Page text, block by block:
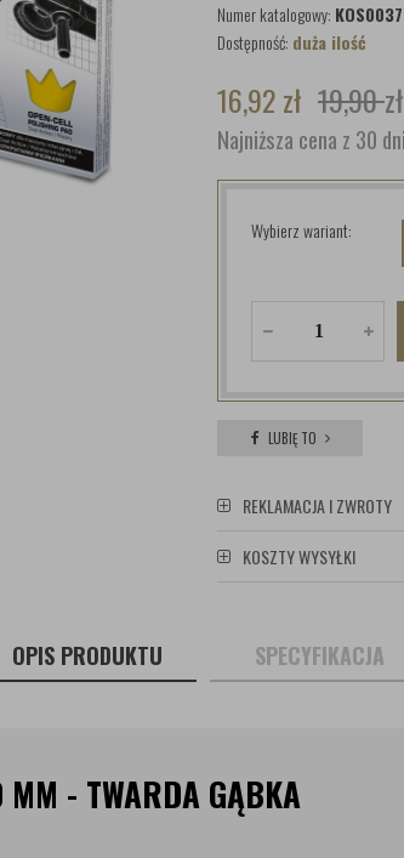
Numer katalogowy:
Dostępność: duża ilość
16,92zł 19,90zł
Najniższa cena z 30
Wybierz wariant:
LUBIĘ TO
REKLAMACJA I ZWROTY
KOSZTY WYSYŁKI
OPIS PRODUKTU SPECYFIKACJA
MM - TWARDA GĄBKA